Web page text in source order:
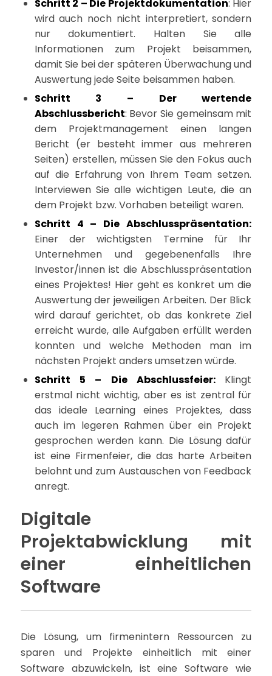
Schritt 2 – Die Projektdokumentation: Hier
wird auch noch nicht interpretiert, sondern
nur dokumentiert. Halten Sie alle
Informationen zum Projekt beisammen,
damit Sie bei der späteren Überwachung und
Auswertung jede Seite beisammen haben.
Schritt 3 – Der wertende
Abschlussbericht: Bevor Sie gemeinsam mit
dem Projektmanagement einen langen
Bericht (er besteht immer aus mehreren
Seiten) erstellen, müssen Sie den Fokus auch
auf die Erfahrung von Ihrem Team setzen.
Interviewen Sie alle wichtigen Leute, die an
dem Projekt bzw. Vorhaben beteiligt waren.
Schritt 4 – Die Abschlusspräsentation:
Einer der wichtigsten Termine für Ihr
Unternehmen und gegebenenfalls Ihre
Investor/innen ist die Abschlusspräsentation
eines Projektes! Hier geht es konkret um die
Auswertung der jeweiligen Arbeiten. Der Blick
wird darauf gerichtet, ob das konkrete Ziel
erreicht wurde, alle Aufgaben erfüllt werden
konnten und welche Methoden man im
nächsten Projekt anders umsetzen würde.
Schritt 5 – Die Abschlussfeier: Klingt
erstmal nicht wichtig, aber es ist zentral für
das ideale Learning eines Projektes, dass
auch im legeren Rahmen über ein Projekt
gesprochen werden kann. Die Lösung dafür
ist eine Firmenfeier, die das harte Arbeiten
belohnt und zum Austauschen von Feedback
anregt.
Digitale
Projektabwicklung mit
einer einheitlichen
Software
Die Lösung, um firmenintern Ressourcen zu
sparen und Projekte einheitlich mit einer
Software abzuwickeln, ist eine Software wie